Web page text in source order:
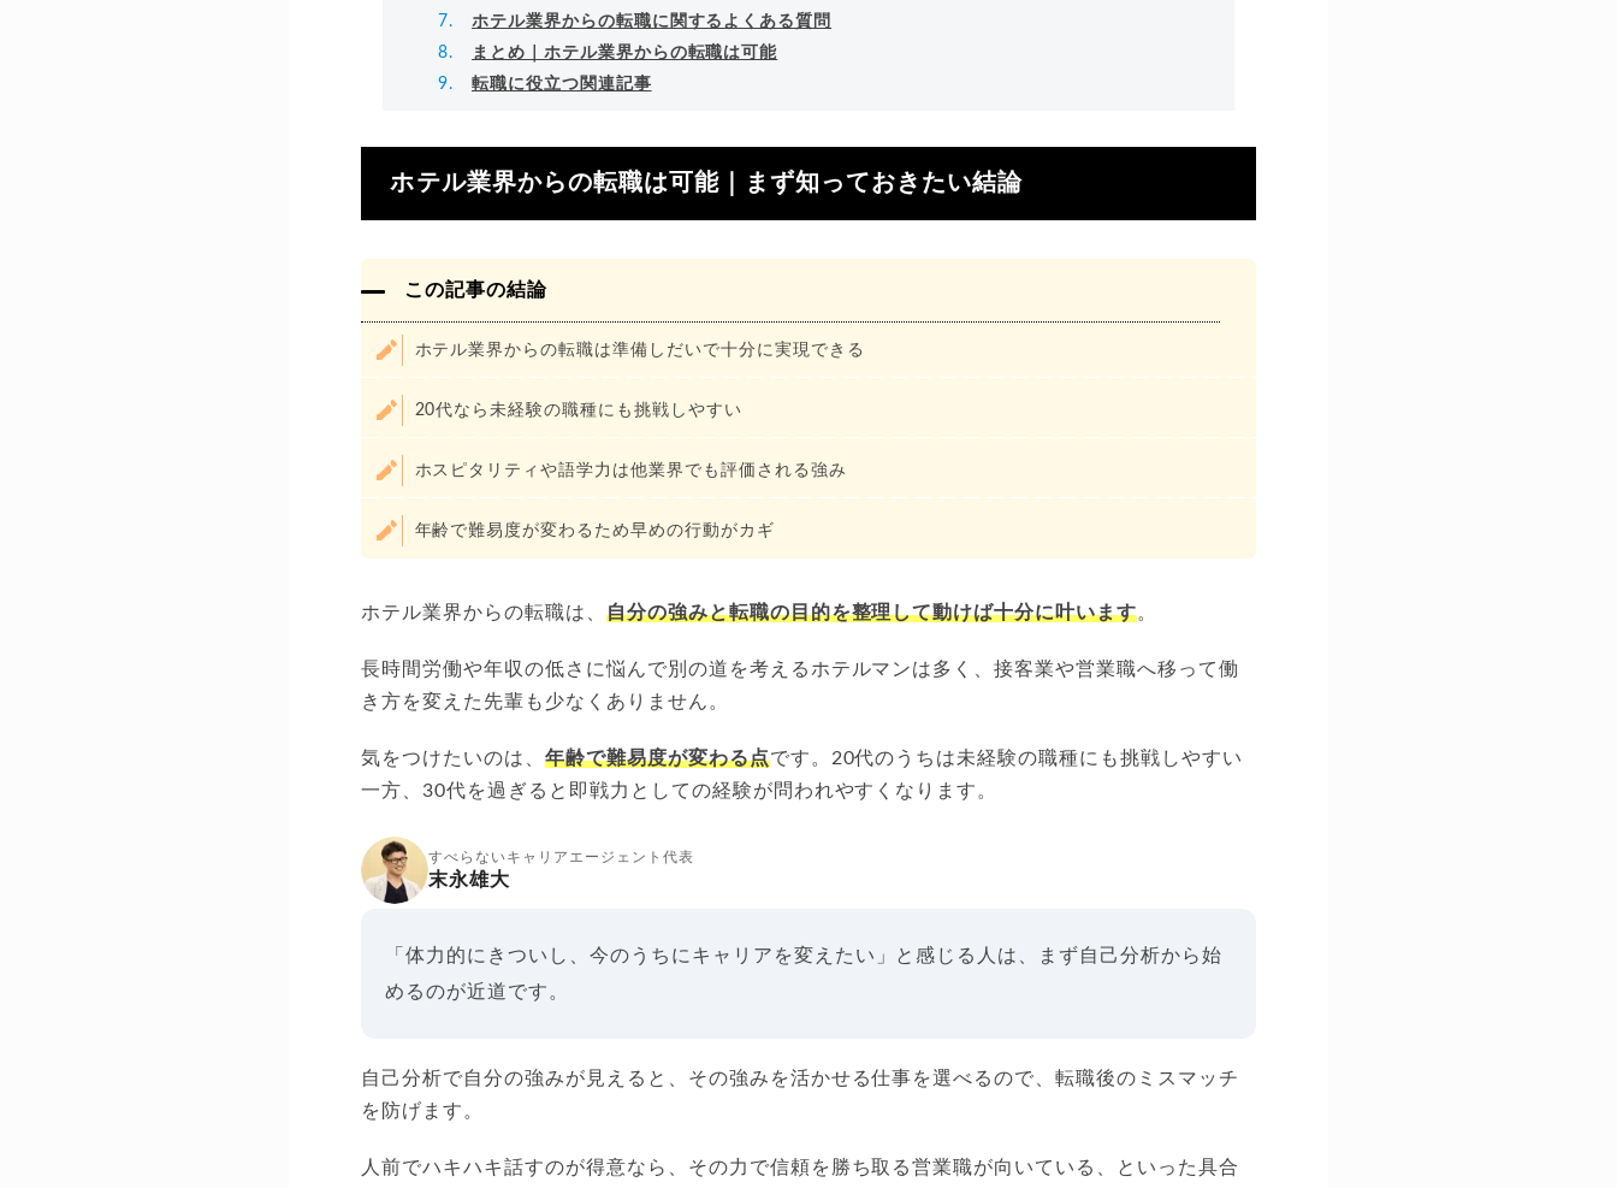
ホテル業界からの転職に関するよくある質問
まとめ｜ホテル業界からの転職は可能
転職に役立つ関連記事
ホテル業界からの転職は可能｜まず知っておきたい結論
この記事の結論
ホテル業界からの転職は準備しだいで十分に実現できる
20代なら未経験の職種にも挑戦しやすい
ホスピタリティや語学力は他業界でも評価される強み
年齢で難易度が変わるため早めの行動がカギ
ホテル業界からの転職は、自分の強みと転職の目的を整理して動けば十分に叶います。
長時間労働や年収の低さに悩んで別の道を考えるホテルマンは多く、接客業や営業職へ移って働
き方を変えた先輩も少なくありません。
気をつけたいのは、年齢で難易度が変わる点です。20代のうちは未経験の職種にも挑戦しやすい
一方、30代を過ぎると即戦力としての経験が問われやすくなります。
すべらないキャリアエージェント代表
末永雄大
「体力的にきついし、今のうちにキャリアを変えたい」と感じる人は、まず自己分析から始
めるのが近道です。
自己分析で自分の強みが見えると、その強みを活かせる仕事を選べるので、転職後のミスマッチ
を防げます。
人前でハキハキ話すのが得意なら、その力で信頼を勝ち取る営業職が向いている、といった具合